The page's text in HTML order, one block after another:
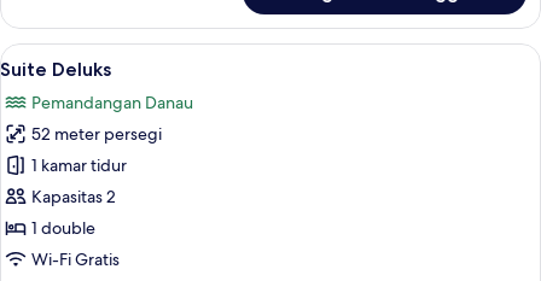
Kamar
Double
Deluks
Lihat
semua
foto
untuk
Suite
Deluks
Suite Deluks | Brankas, meja kerja,
4
Suite Deluks
Pemandangan Danau
52 meter persegi
1 kamar tidur
Kapasitas 2
1 double
Wi-Fi Gratis